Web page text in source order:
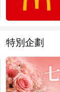
特別企劃